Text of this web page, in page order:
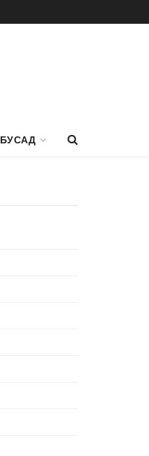
БУСАД